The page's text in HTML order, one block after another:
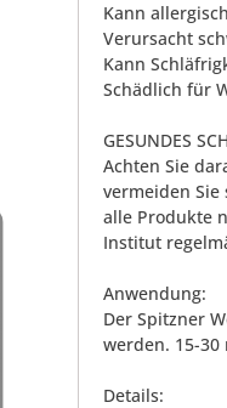
Kann
Verursacht
Kann
Schädlich für
GESUNDES
Achten Sie
vermeiden Sie
alle Produkte
Institut
Anwendung:
Der Spitzner
werden. 15-
Details: